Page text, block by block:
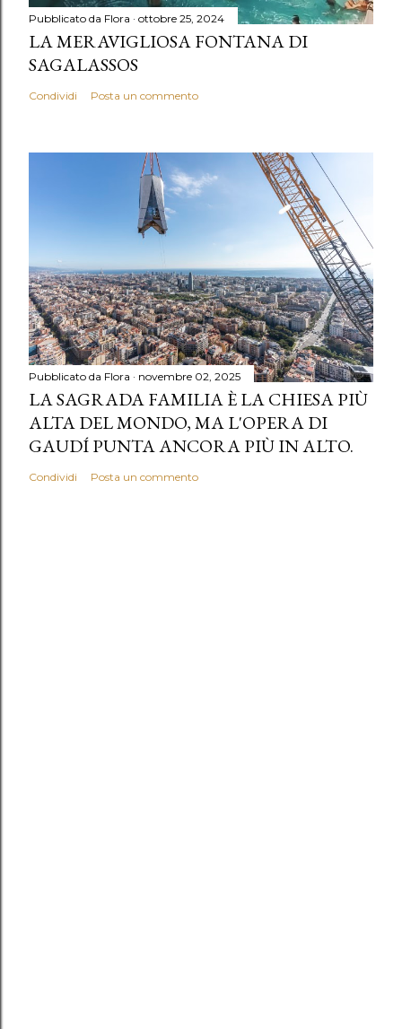
Pubblicato da Flora ottobre 25, 2024
LA MERAVIGLIOSA FONTANA DI
SAGALASSOS
Condividi Posta un commento
Pubblicato da Flora novembre 02, 2025
LA SAGRADA FAMILIA È LA CHIESA PIÙ
ALTA DEL MONDO, MA L'OPERA DI
GAUDÍ PUNTA ANCORA PIÙ IN ALTO.
Condividi Posta un commento